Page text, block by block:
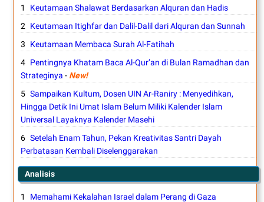
Keutamaan Shalawat Berdasarkan Alquran dan Hadis
Keutamaan Itighfar dan Dalil-Dalil dari Alquran dan Sunnah
Keutamaan Membaca Surah Al-Fatihah
Pentingnya Khatam Baca Al-Qur’an di Bulan Ramadhan dan
Strateginya - New!
Sampaikan Kultum, Dosen UIN Ar-Raniry : Menyedihkan,
Hingga Detik Ini Umat Islam Belum Miliki Kalender Islam
Universal Layaknya Kalender Masehi
Setelah Enam Tahun, Pekan Kreativitas Santri Dayah
Perbatasan Kembali Diselenggarakan
Analisis
Memahami Kekalahan Israel dalam Perang di Gaza